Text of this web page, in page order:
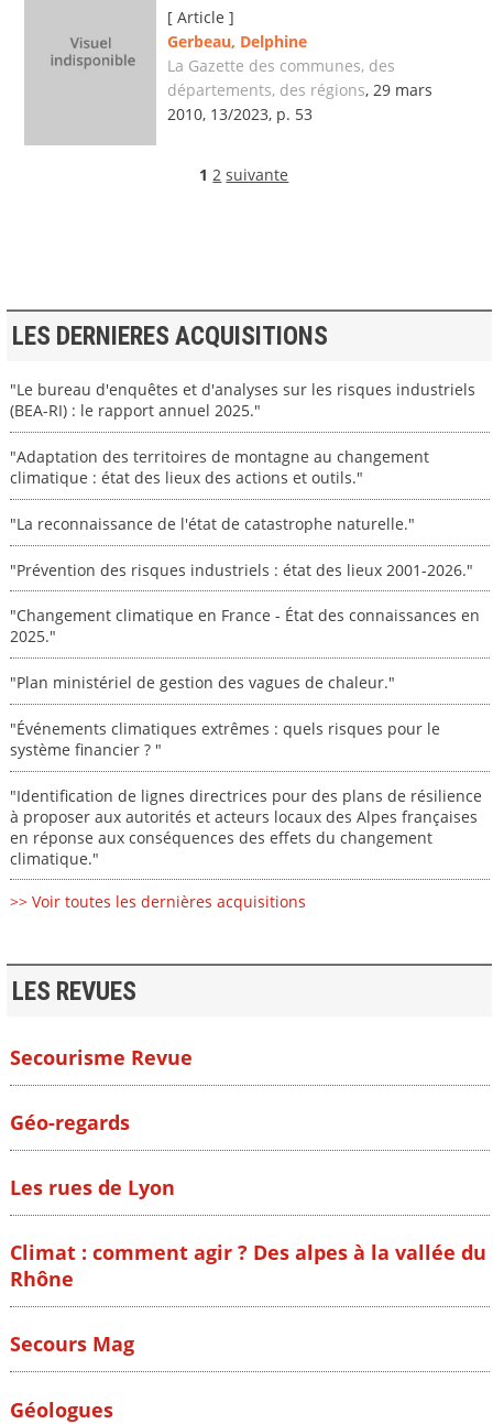
[ Article ]
Gerbeau, Delphine
La Gazette des communes, des
départements, des régions, 29 mars
2010, 13/2023, p. 53
1 2 suivante
LES DERNIERES ACQUISITIONS
"Le bureau d'enquêtes et d'analyses sur les risques industriels
(BEA-RI) : le rapport annuel 2025."
"Adaptation des territoires de montagne au changement
climatique : état des lieux des actions et outils."
"La reconnaissance de l'état de catastrophe naturelle."
"Prévention des risques industriels : état des lieux 2001-2026."
"Changement climatique en France - État des connaissances en
2025."
"Plan ministériel de gestion des vagues de chaleur."
"Événements climatiques extrêmes : quels risques pour le
système financier ? "
"Identification de lignes directrices pour des plans de résilience
à proposer aux autorités et acteurs locaux des Alpes françaises
en réponse aux conséquences des effets du changement
climatique."
>> Voir toutes les dernières acquisitions
LES REVUES
Secourisme Revue
Géo-regards
Les rues de Lyon
Climat : comment agir ? Des alpes à la vallée du
Rhône
Secours Mag
Géologues